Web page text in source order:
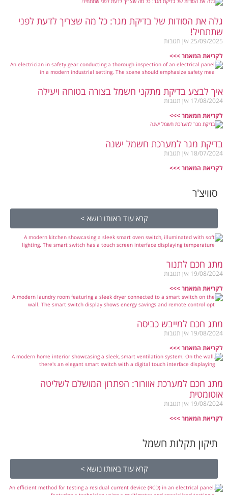
גלה את הסודות של בדיקת מגר: כל מה שצריך לדעת לפני
שתתחיל!
25/09/2025 אין תגובות
לקריאת המאמר >>>
איך לבצע בדיקת מתקני חשמל בצורה בטוחה ויעילה
17/08/2024 אין תגובות
לקריאת המאמר >>>
בדיקת מגר למערכת חשמל ישנה
18/07/2024 אין תגובות
לקריאת המאמר >>>
סוויצ'ר
קרא עוד באותו נושא >
מתג חכם לתנור
19/08/2024 אין תגובות
לקריאת המאמר >>>
מתג חכם למייבש כביסה
19/08/2024 אין תגובות
לקריאת המאמר >>>
מתג חכם למערכת אוורור: הפתרון המושלם לשליטה
אוטומטית
19/08/2024 אין תגובות
לקריאת המאמר >>>
תיקון תקלות חשמל
קרא עוד באותו נושא >